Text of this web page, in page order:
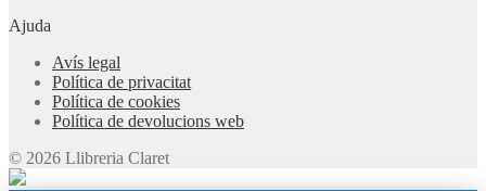
Ajuda
Avís legal
Política de privacitat
Política de cookies
Política de devolucions web
© 2026 Llibreria Claret